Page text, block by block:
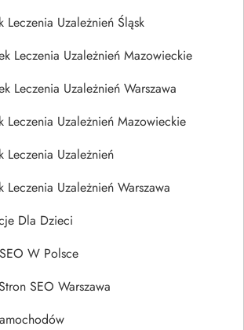
Leczenia Uzależnień Śląsk
Leczenia Uzależnień Mazowieckie
Leczenia Uzależnień Warszawa
Leczenia Uzależnień Mazowieckie
Leczenia Uzależnień
Leczenia Uzależnień Warszawa
Dla Dzieci
W Polsce
SEO Warszawa